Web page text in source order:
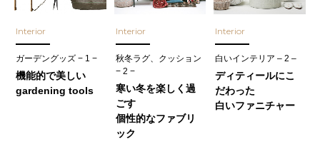
Interior
ガーデングッズ − 1 −
機能的で美しい
gardening tools
Interior
秋冬ラグ、クッション
− 2 −
寒い冬を楽しく過
ごす
個性的なファブリ
ック
Interior
白いインテリア – 2 –
ディティールにこ
だわった
白いファニチャー